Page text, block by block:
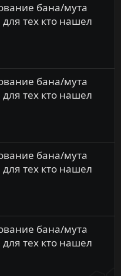
бана/мута
тех кто нашел
бана/мута
тех кто нашел
бана/мута
тех кто нашел
бана/мута
тех кто нашел